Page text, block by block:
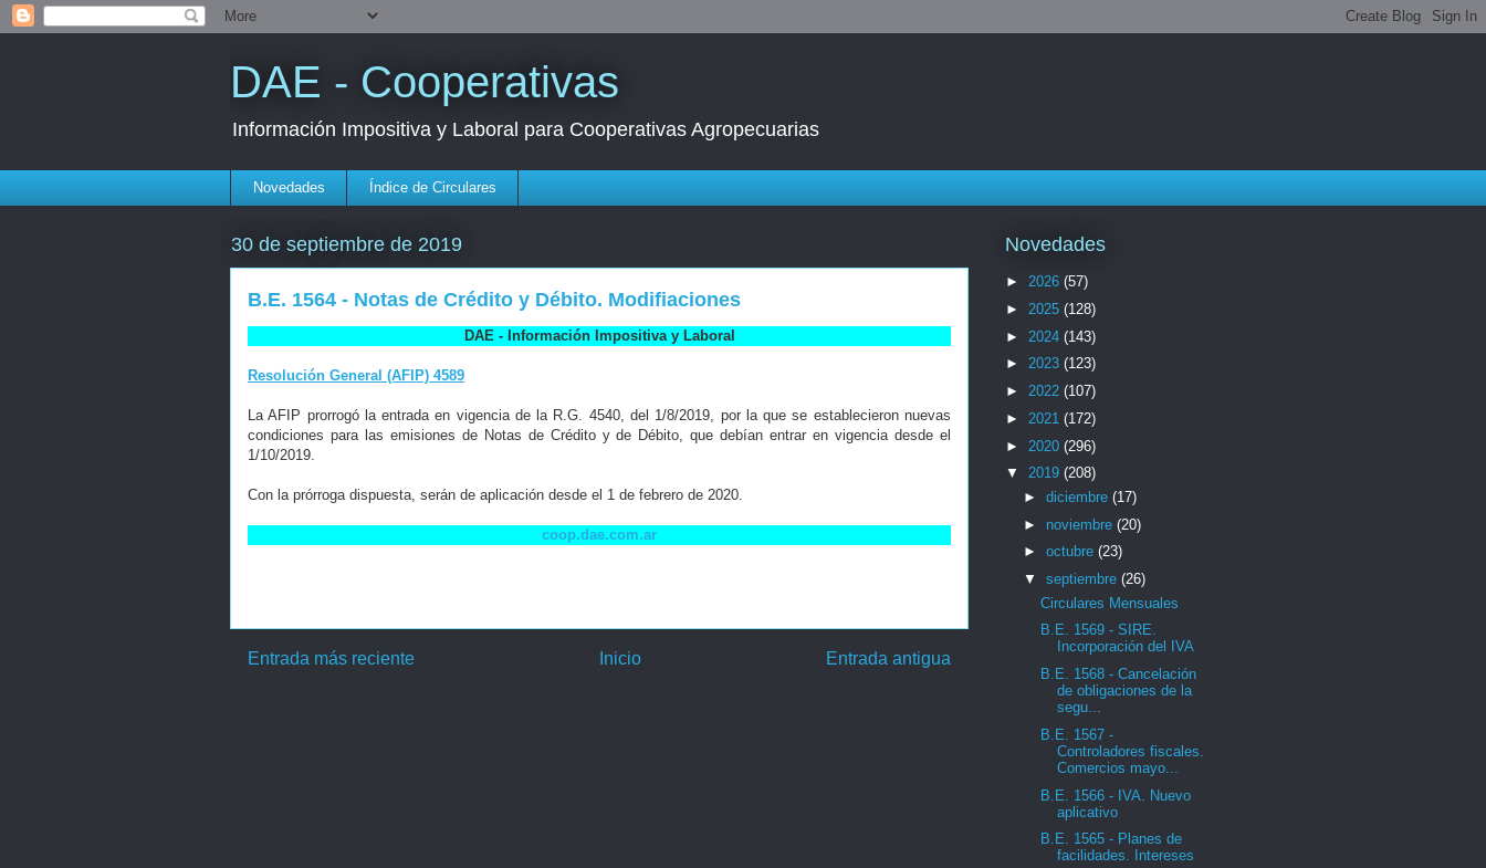
DAE - Cooperativas
Información Impositiva y Laboral para Cooperativas Agropecuarias
Novedades Índice de Circulares
30 de septiembre de 2019
B.E. 1564 - Notas de Crédito y Débito. Modifiaciones
DAE - Información Impositiva y Laboral
Resolución General (AFIP) 4589
La AFIP prorrogó la entrada en vigencia de la R.G. 4540, del 1/8/2019, por la que se establecieron nuevas
condiciones para las emisiones de Notas de Crédito y de Débito, que debían entrar en vigencia desde el
1/10/2019.
Con la prórroga dispuesta, serán de aplicación desde el 1 de febrero de 2020.
coop.dae.com.ar
Entrada más reciente Entrada antigua
Inicio
Novedades
► 2026 (57)
► 2025 (128)
► 2024 (143)
► 2023 (123)
► 2022 (107)
► 2021 (172)
► 2020 (296)
▼ 2019 (208)
► diciembre (17)
► noviembre (20)
► octubre (23)
▼ septiembre (26)
Circulares Mensuales
B.E. 1569 - SIRE.
Incorporación del IVA
B.E. 1568 - Cancelación
de obligaciones de la
segu...
B.E. 1567 -
Controladores fiscales.
Comercios mayo...
B.E. 1566 - IVA. Nuevo
aplicativo
B.E. 1565 - Planes de
facilidades. Intereses